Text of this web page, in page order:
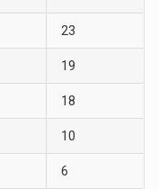
23
19
18
10
6